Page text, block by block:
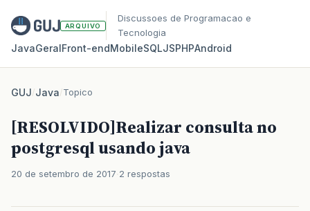
ARQUIVO
Discussoes de Programacao e
Tecnologia
JavaGeralFront‑endMobileSQLJSPHPAndroid
GUJ/Java/Topico
[RESOLVIDO]Realizar consulta no
postgresql usando java
20 de setembro de 2017 2 respostas